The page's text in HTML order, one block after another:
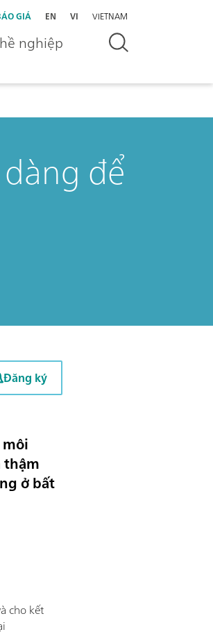
GIÁ EN VI VIETNAM
nghiệp
để
Đăng ký
thậm
ở bất
cho kết